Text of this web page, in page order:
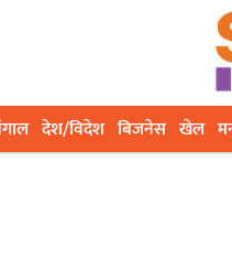
देश/विदेश बिजनेस खेल